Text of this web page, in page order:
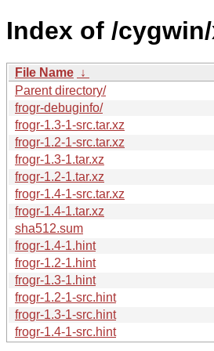
Index of /
File Name ↓
Parent directory/
frogr-debuginfo/
frogr-1.3-1-src.tar.xz
frogr-1.2-1-src.tar.xz
frogr-1.3-1.tar.xz
frogr-1.2-1.tar.xz
frogr-1.4-1-src.tar.xz
frogr-1.4-1.tar.xz
sha512.sum
frogr-1.4-1.hint
frogr-1.2-1.hint
frogr-1.3-1.hint
frogr-1.2-1-src.hint
frogr-1.3-1-src.hint
frogr-1.4-1-src.hint